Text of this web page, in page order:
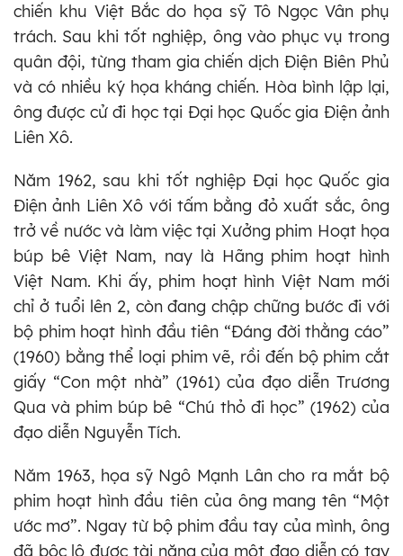
chiến khu Việt Bắc do họa sỹ Tô Ngọc Vân phụ
trách. Sau khi tốt nghiệp, ông vào phục vụ trong
quân đội, từng tham gia chiến dịch Điện Biên Phủ
và có nhiều ký họa kháng chiến. Hòa bình lập lại,
ông được cử đi học tại Đại học Quốc gia Điện ảnh
Liên Xô.
Năm 1962, sau khi tốt nghiệp Đại học Quốc gia
Điện ảnh Liên Xô với tấm bằng đỏ xuất sắc, ông
trở về nước và làm việc tại Xưởng phim Hoạt họa
búp bê Việt Nam, nay là Hãng phim hoạt hình
Việt Nam. Khi ấy, phim hoạt hình Việt Nam mới
chỉ ở tuổi lên 2, còn đang chập chững bước đi với
bộ phim hoạt hình đầu tiên “Đáng đời thằng cáo”
(1960) bằng thể loại phim vẽ, rồi đến bộ phim cắt
giấy “Con một nhà” (1961) của đạo diễn Trương
Qua và phim búp bê “Chú thỏ đi học” (1962) của
đạo diễn Nguyễn Tích.
Năm 1963, họa sỹ Ngô Mạnh Lân cho ra mắt bộ
phim hoạt hình đầu tiên của ông mang tên “Một
ước mơ”. Ngay từ bộ phim đầu tay của mình, ông
đã bộc lộ được tài năng của một đạo diễn có tay